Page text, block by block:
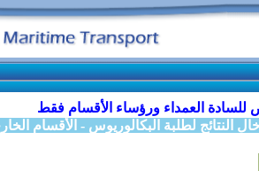
العمداء ورؤساء الأقسام فقط
النتائج لطلبة البكالوريوس - الأقسام